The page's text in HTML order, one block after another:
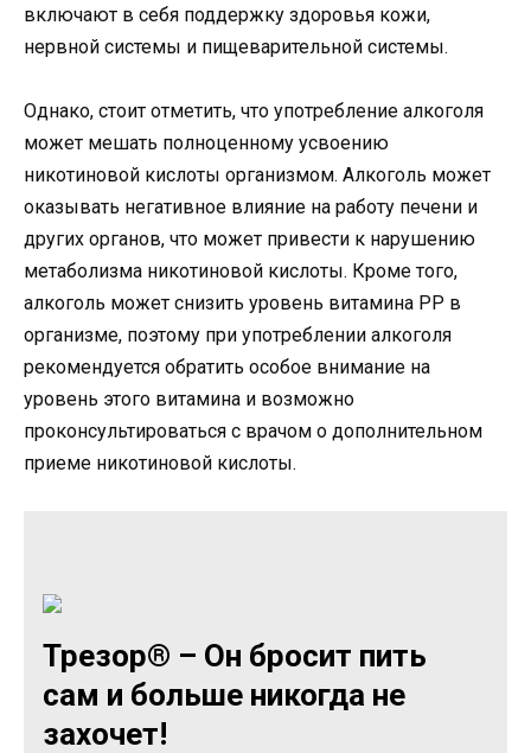
включают в себя поддержку здоровья кожи,
нервной системы и пищеварительной системы.
Однако, стоит отметить, что употребление алкоголя
может мешать полноценному усвоению
никотиновой кислоты организмом. Алкоголь может
оказывать негативное влияние на работу печени и
других органов, что может привести к нарушению
метаболизма никотиновой кислоты. Кроме того,
алкоголь может снизить уровень витамина РР в
организме, поэтому при употреблении алкоголя
рекомендуется обратить особое внимание на
уровень этого витамина и возможно
проконсультироваться с врачом о дополнительном
приеме никотиновой кислоты.
Трезор® – Он бросит пить
сам и больше никогда не
захочет!